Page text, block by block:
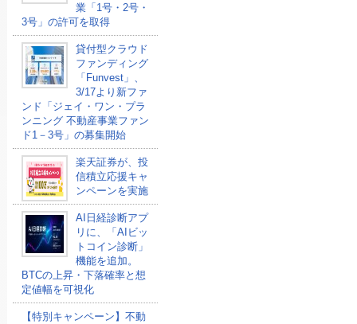
業「1号・2号・
3号」の許可を取得
貸付型クラウド
ファンディング
「Funvest」、
3/17より新ファ
ンド「ジェイ・ワン・プラ
ンニング 不動産事業ファン
ド1－3号」の募集開始
楽天証券が、投
信積立応援キャ
ンペーンを実施
AI日経診断アプ
リに、「AIビッ
トコイン診断」
機能を追加。
BTCの上昇・下落確率と想
定値幅を可視化
【特別キャンペーン】不動